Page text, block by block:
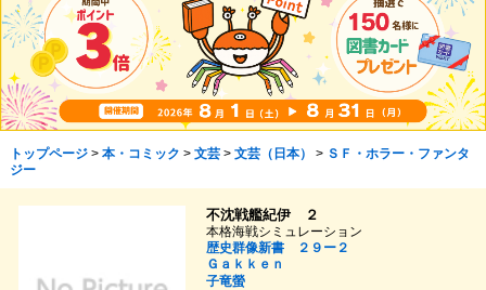
トップページ> 本・コミック > 文芸> 文芸（日本） > ＳＦ・ホラー・ファンタ
ジー
不沈戦艦紀伊 ２
本格海戦シミュレーション
歴史群像新書 ２９ー２
Ｇａｋｋｅｎ
子竜螢